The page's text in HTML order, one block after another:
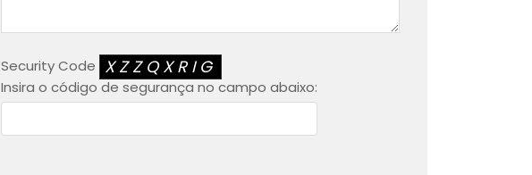
Security Code XZZQXRIG
Insira o código de segurança no campo abaixo: